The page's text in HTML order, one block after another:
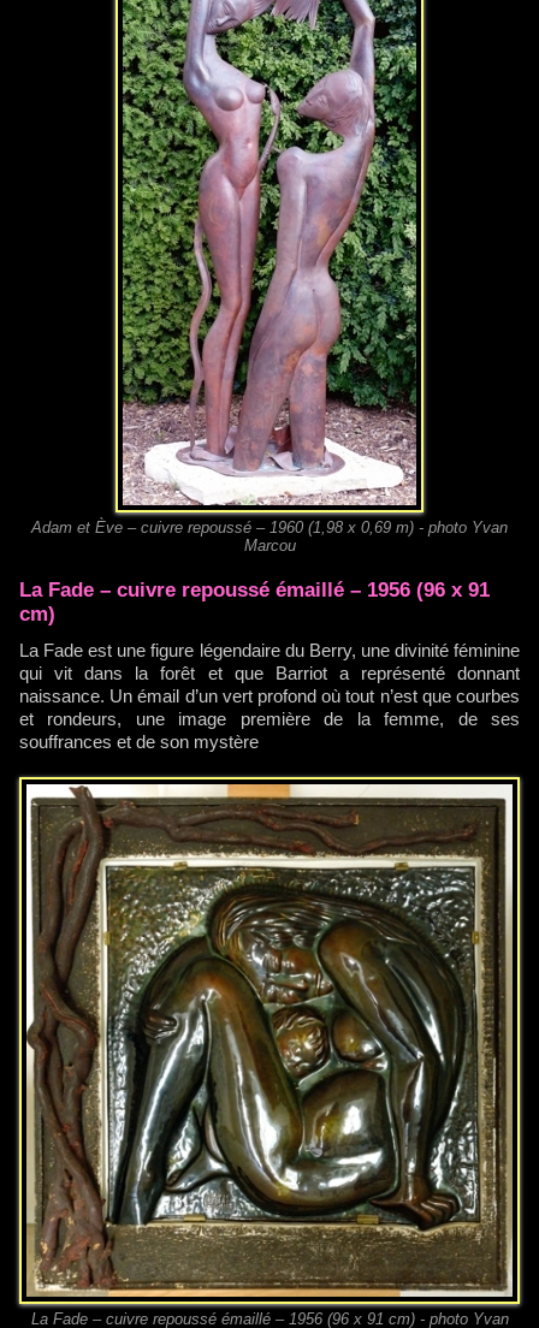
Adam et Ève – cuivre repoussé – 1960 (1,98 x 0,69 m) - photo Yvan
Marcou
La Fade – cuivre repoussé émaillé – 1956 (96 x 91
cm)
La Fade est une figure légendaire du Berry, une divinité féminine
qui vit dans la forêt et que Barriot a représenté donnant
naissance. Un émail d’un vert profond où tout n’est que courbes
et rondeurs, une image première de la femme, de ses
souffrances et de son mystère
La Fade – cuivre repoussé émaillé – 1956 (96 x 91 cm) - photo Yvan